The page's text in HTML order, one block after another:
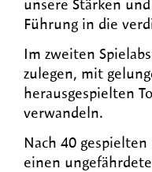
unsere Stärken
Führung in die
Im zweiten
zulegen, mit
herausgespielten
verwandeln.
Nach 40
einen